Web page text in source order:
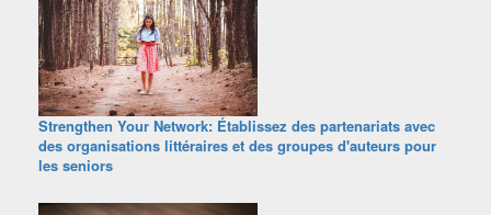
Strengthen Your Network: Établissez des partenariats avec
des organisations littéraires et des groupes d'auteurs pour
les seniors